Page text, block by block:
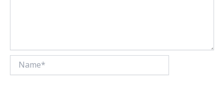
Name*